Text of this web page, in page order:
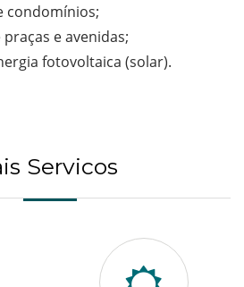
condomínios;
e avenidas;
fotovoltaica (solar).
Servicos